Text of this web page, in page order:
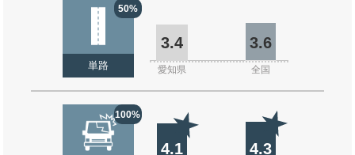
50%
単路
3.4 3.6
愛知県 全国
100%
4.1 4.3